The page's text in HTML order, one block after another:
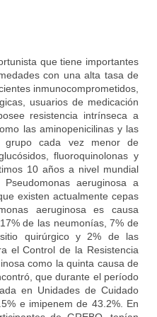
que tiene importantes
con una alta tasa de
inmunocomprometidos,
usuarios de medicación
resistencia intrínseca a
las aminopenicilinas y las
grupo cada vez menor de
fluoroquinolonas y
10 años a nivel mundial
aeruginosa a
existen actualmente cepas
aeruginosa es causa
de las neumonías, 7% de
quirúrgico y 2% de las
el Control de la Resistencia
como la quinta causa de
que durante el período
en Unidades de Cuidado
e imipenem de 43.2%. En